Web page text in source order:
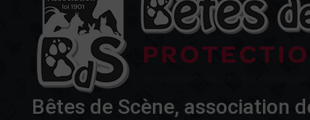
Bêtes de Scène, association